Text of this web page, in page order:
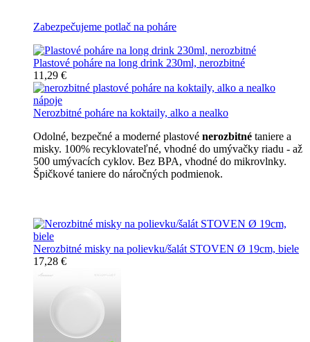
Zabezpečujeme potlač na poháre
Plastové poháre na long drink 230ml, nerozbitné
11,29 €
Nerozbitné poháre na koktaily, alko a nealko
Odolné, bezpečné a moderné plastové nerozbitné taniere a
misky. 100% recyklovateľné, vhodné do umývačky riadu - až
500 umývacích cyklov. Bez BPA, vhodné do mikrovlnky.
Špičkové taniere do náročných podmienok.
Nerozbitné misky na polievku/šalát STOVEN Ø 19cm, biele
17,28 €